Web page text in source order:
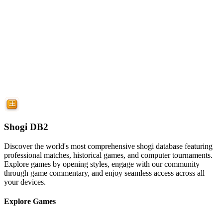
Shogi DB2
Discover the world's most comprehensive shogi database featuring
professional matches, historical games, and computer tournaments.
Explore games by opening styles, engage with our community
through game commentary, and enjoy seamless access across all
your devices.
Explore Games